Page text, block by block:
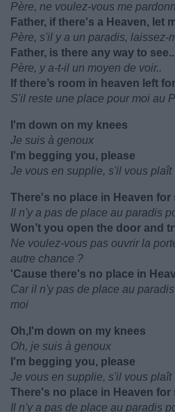
Père, ne voulez-vous me
Father, if there's a Heaven, let
Père, s'il y a un paradis, laissez-
Father, is there any way to see..
Père, y a-t-il un moyen de voir..
If there’s room in heaven left
S'il reste une place pour moi au
I'm down on my knees
Je suis à genoux
I'm begging you, please
Je vous en supplie, s'il vous plaît
There's no place in Heaven for
Il n'y a pas de place au paradis
Won’t you open the door and
Ne voulez-vous pas ouvrir la
autre chance ?
'Cause there's no place in
Car il n'y pas de place au
moi
Oh,I'm down on my knees
Oh, je suis à genoux
I'm begging you, please
Je vous en supplie, s'il vous plaît
There's no place in Heaven for
Il n'y a pas de place au paradis